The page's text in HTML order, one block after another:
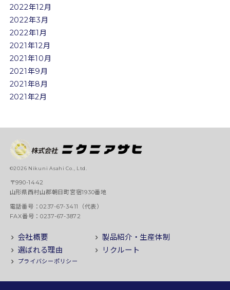
2022年12月
2022年3月
2022年1月
2021年12月
2021年10月
2021年9月
2021年8月
2021年2月
©2026 Nikuni Asahi Co., Ltd.
〒990-1442
山形県西村山郡朝日町宮宿1930番地
電話番号：0237-67-3411（代表）
FAX番号：0237-67-3872
会社概要
製品紹介・生産体制
選ばれる理由
リクルート
プライバシーポリシー